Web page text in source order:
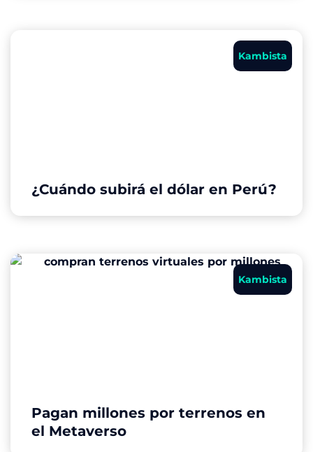
Kambista
¿Cuándo subirá el dólar en Perú?
Kambista
Pagan millones por terrenos en
el Metaverso